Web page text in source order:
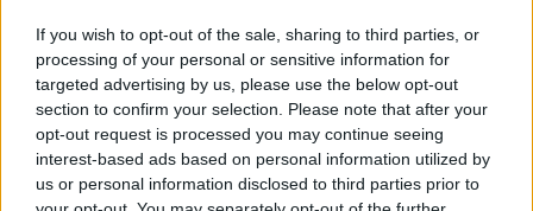
If you wish to opt-out of the sale, sharing to third parties, or
processing of your personal or sensitive information for
targeted advertising by us, please use the below opt-out
section to confirm your selection. Please note that after your
opt-out request is processed you may continue seeing
interest-based ads based on personal information utilized by
us or personal information disclosed to third parties prior to
Cím: Müller Márta
Nagyházi Galéria és Aukciósház
1055 Budapest, Balaton utca 8.
Telefon: +361 475 6000 +361
4756005